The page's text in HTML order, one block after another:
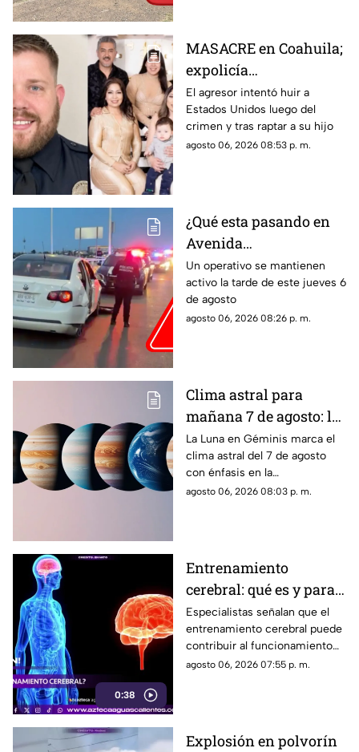
MASACRE en Coahuila;
expolicía
estadounidense atacó a
la familia de su
expareja mexicana
luego de que le
familiar
El agresor intentó huir a
Estados Unidos luego del
crimen y tras raptar a su hijo
agosto 06, 2026 08:53 p. m.
¿Qué esta pasando en
Avenida
Aguascalientes?
Reportan persecución y
accidente vehicular
Un operativo se mantienen
activo la tarde de este jueves 6
de agosto
agosto 06, 2026 08:26 p. m.
Clima astral para
mañana 7 de agosto: la
Luna cambia a Géminis
y favorece la
comunicación
La Luna en Géminis marca el
clima astral del 7 de agosto
con énfasis en la
comunicación, las ideas y los
agosto 06, 2026 08:03 p. m.
0:38
Entrenamiento
cerebral: qué es y para
qué sirve
Especialistas señalan que el
entrenamiento cerebral puede
contribuir al funcionamiento
cognitivo cuando se combina
agosto 06, 2026 07:55 p. m.
Explosión en polvorín